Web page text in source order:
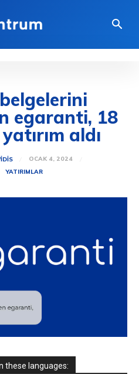
egaranti, 18
aldı
OCAK 4, 2024
YATIRIMLAR
these languages: